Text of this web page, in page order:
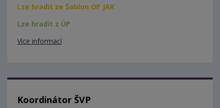
Lze hradit ze Šablon OP JAK
Lze hradit z ÚP
Více informací
Koordinátor ŠVP